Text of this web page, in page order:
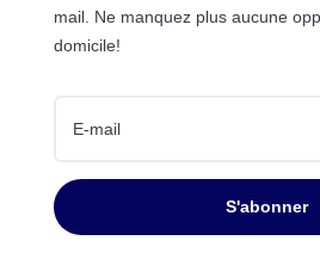
mail. Ne manquez plus aucune
domicile!
S'abonner